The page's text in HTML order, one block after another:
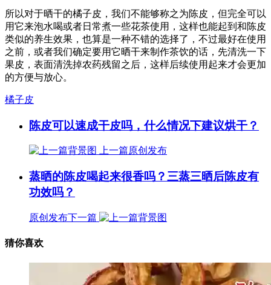
所以对于晒干的橘子皮，我们不能够称之为陈皮，但完全可以
用它来泡水喝或者日常煮一些花茶使用，这样也能起到和陈皮
类似的养生效果，也算是一种不错的选择了，不过最好在使用
之前，或者我们确定要用它晒干来制作茶饮的话，先清洗一下
果皮，表面清洗掉农药残留之后，这样后续使用起来才会更加
的方便与放心。
橘子皮
陈皮可以速成干皮吗，什么情况下建议烘干？
上一篇原创发布
蒸晒的陈皮喝起来很香吗？三蒸三晒后陈皮有
功效吗？
原创发布下一篇
猜你喜欢